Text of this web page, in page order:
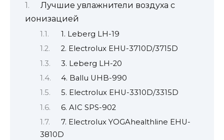
Лучшие увлажнители воздуха с
ионизацией
1. Leberg LH-19
2. Electrolux EHU-3710D/3715D
3. Leberg LH-20
4. Ballu UHB-990
5. Electrolux EHU-3310D/3315D
6. AIC SPS-902
7. Electrolux YOGAhealthline EHU-
3810D